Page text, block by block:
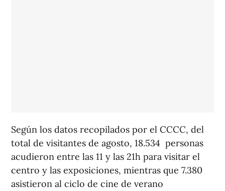
Según los datos recopilados por el CCCC, del
total de visitantes de agosto, 18.534 personas
acudieron entre las 11 y las 21h para visitar el
centro y las exposiciones, mientras que 7.380
asistieron al ciclo de cine de verano